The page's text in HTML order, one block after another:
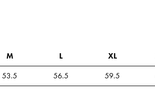
M L XL
53.5 56.5 59.5